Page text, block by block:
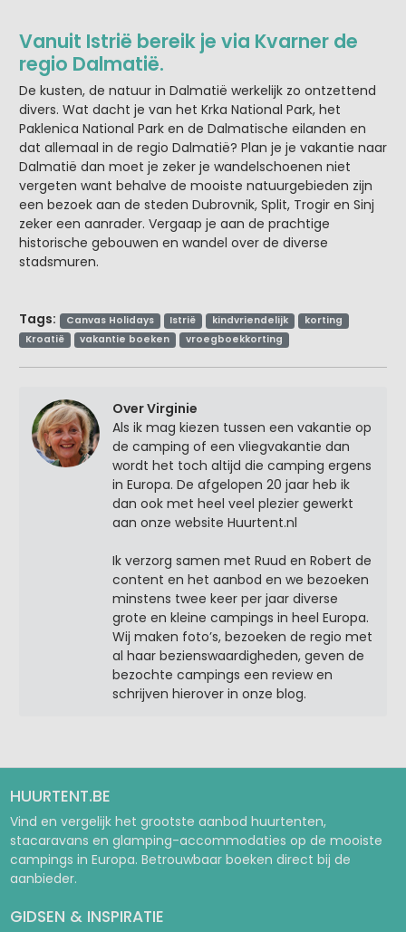
Vanuit Istrië bereik je via Kvarner de
regio Dalmatië.
De kusten, de natuur in Dalmatië werkelijk zo ontzettend
divers. Wat dacht je van het Krka National Park, het
Paklenica National Park en de Dalmatische eilanden en
dat allemaal in de regio Dalmatië? Plan je je vakantie naar
Dalmatië dan moet je zeker je wandelschoenen niet
vergeten want behalve de mooiste natuurgebieden zijn
een bezoek aan de steden Dubrovnik, Split, Trogir en Sinj
zeker een aanrader. Vergaap je aan de prachtige
historische gebouwen en wandel over de diverse
stadsmuren.
Tags: Canvas Holidays Istrië kindvriendelijk
korting
Kroatië
vakantie boeken vroegboekkorting
Over Virginie
Als ik mag kiezen tussen een vakantie op
de camping of een vliegvakantie dan
wordt het toch altijd die camping ergens
in Europa. De afgelopen 20 jaar heb ik
dan ook met heel veel plezier gewerkt
aan onze website Huurtent.nl
Ik verzorg samen met Ruud en Robert de
content en het aanbod en we bezoeken
minstens twee keer per jaar diverse
grote en kleine campings in heel Europa.
Wij maken foto’s, bezoeken de regio met
al haar bezienswaardigheden, geven de
bezochte campings een review en
schrijven hierover in onze blog.
HUURTENT.BE
Vind en vergelijk het grootste aanbod huurtenten,
stacaravans en glamping-accommodaties op de mooiste
campings in Europa. Betrouwbaar boeken direct bij de
aanbieder.
GIDSEN & INSPIRATIE